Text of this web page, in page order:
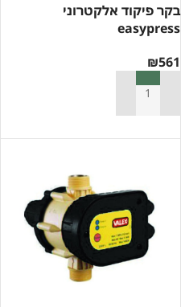
בקר פיקוד אלקטרוני
easypress
₪561
הוספה לסל